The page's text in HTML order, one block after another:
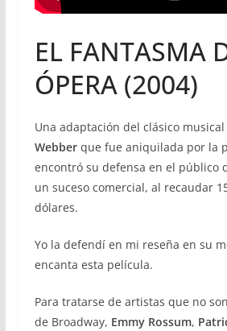
EL FANTASMA
ÓPERA (2004)
Una adaptación del clásico musical
Webberque fue aniquilada por la
encontró su defensa en el público
un suceso comercial, al recaudar
dólares.
Yo la defendí en mi reseña en su
encanta esta película.
Para tratarse de artistas que no
de Broadway, Emmy Rossum,